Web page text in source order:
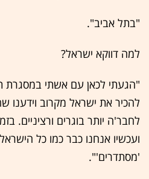
"בתל אביב".
למה דווקא ישראל?
"הגעתי לכאן עם אשתי במסגרת
להכיר את ישראל מקרוב וידענו
לחבר'ה יותר בוגרים ורציניים.
ועכשיו אנחנו כבר כמו כל
'מסתדרים'".